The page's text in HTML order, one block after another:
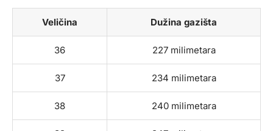
Veličina Dužina gazišta
36 227 milimetara
37 234 milimetara
38 240 milimetara